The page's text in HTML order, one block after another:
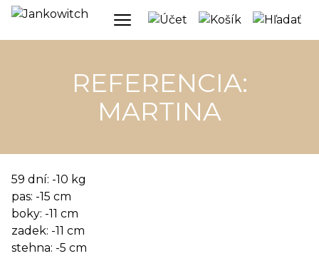
REFERENCIA:
MARTINA
59 dní: -10 kg
pas: -15 cm
boky: -11 cm
zadek: -11 cm
stehna: -5 cm